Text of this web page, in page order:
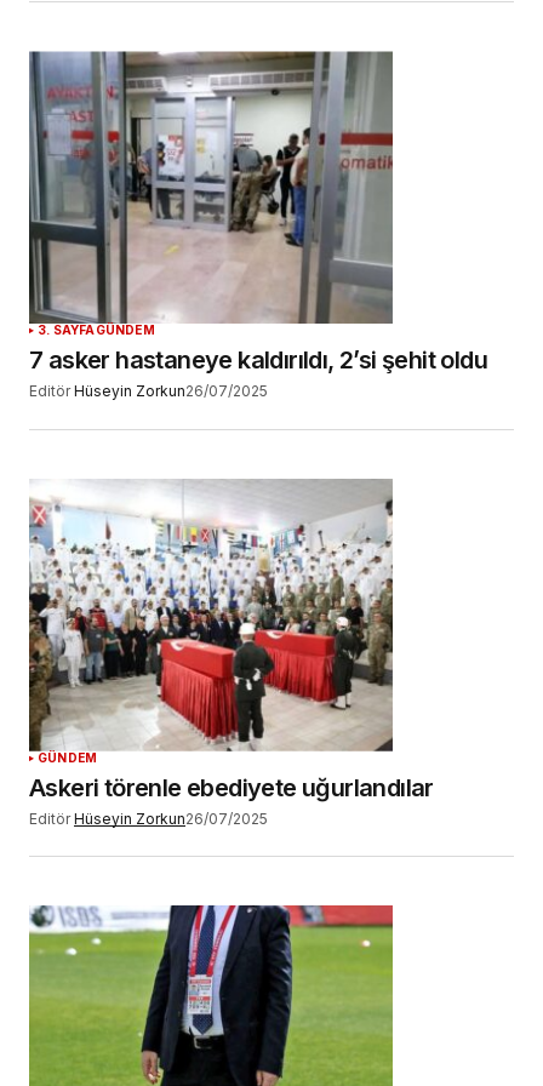
3. SAYFA GÜNDEM
7 asker hastaneye kaldırıldı, 2’si şehit oldu
Editör Hüseyin Zorkun26/07/2025
GÜNDEM
Askeri törenle ebediyete uğurlandılar
Editör Hüseyin Zorkun26/07/2025